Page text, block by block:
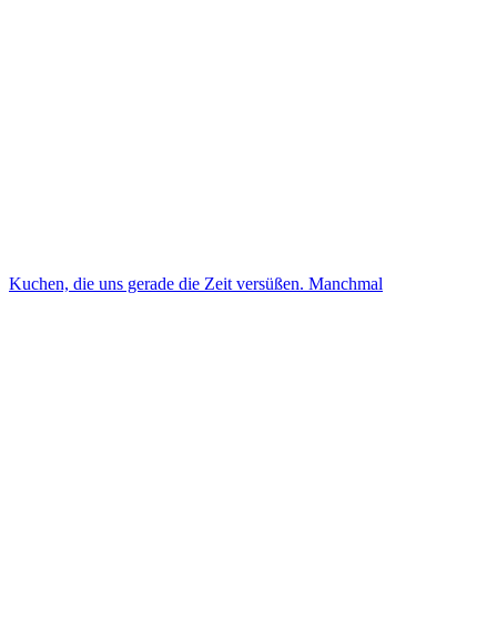
Kuchen, die uns gerade die Zeit versüßen. Manchmal